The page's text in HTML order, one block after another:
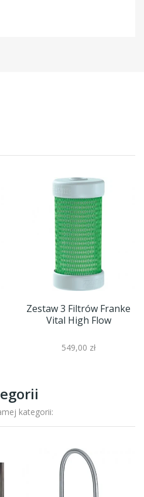
Zestaw 3 Filtrów Franke
Vital High Flow
549,00 zł
kategorii: